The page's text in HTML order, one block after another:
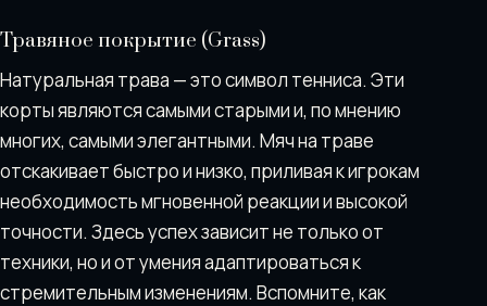
Травяное покрытие (Grass)
Натуральная трава — это символ тенниса. Эти
корты являются самыми старыми и, по мнению
многих, самыми элегантными. Мяч на траве
отскакивает быстро и низко, приливая к игрокам
необходимость мгновенной реакции и высокой
точности. Здесь успех зависит не только от
техники, но и от умения адаптироваться к
стремительным изменениям. Вспомните, как